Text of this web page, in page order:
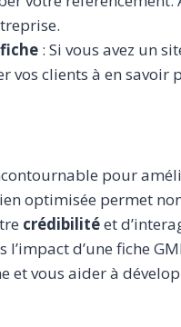
: Si vous avez un
vos clients à en savoir
pour
optimisée permet
crédibilitéet
d’une fiche
et vous aider à